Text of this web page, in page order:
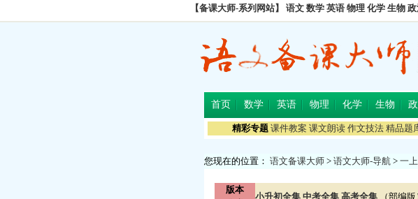
【备课大师-系列网站】 语文 数学 英语 物理 化学 生物
首页 数学 英语 物理 化学 生物
精彩专题 课件教案 课文朗读 作文技法 精品题
您现在的位置： 语文备课大师 > 语文大师-导航 > 一
版本
小升初全集 中考全集 高考全集 （部编版